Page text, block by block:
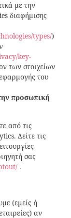
με την
διαφήμισης
types/)
key-
των στοιχείων
του
προσωπική
από τις
Δείτε τις
σας
.
(εμείς ή
αν